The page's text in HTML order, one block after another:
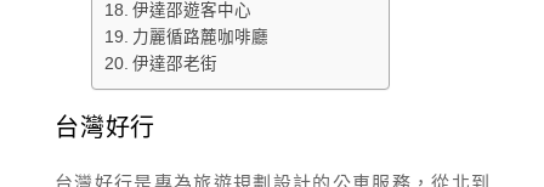
伊達邵遊客中心
力麗循路麓咖啡廳
伊達邵老街
台灣好行
台灣好行是專為旅遊規劃設計的公車服務，從北到